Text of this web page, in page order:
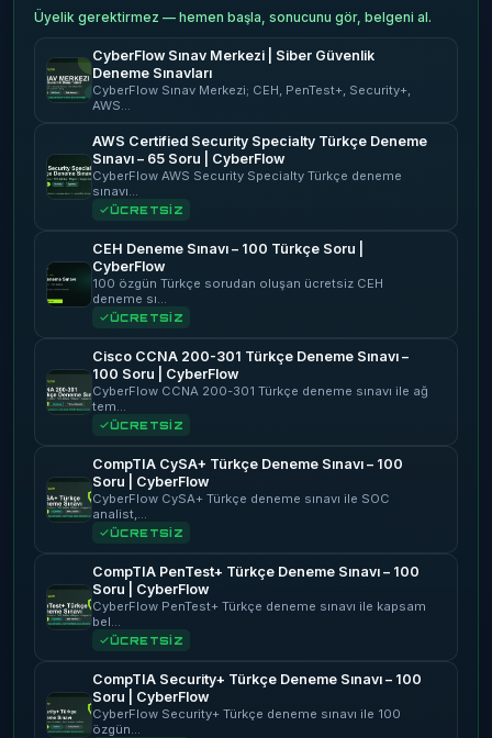
Üyelik gerektirmez — hemen başla, sonucunu gör, belgeni al.
CyberFlow Sınav Merkezi | Siber Güvenlik
Deneme Sınavları
CyberFlow Sınav Merkezi; CEH, PenTest+, Security+,
AWS…
AWS Certified Security Specialty Türkçe Deneme
Sınavı – 65 Soru | CyberFlow
CyberFlow AWS Security Specialty Türkçe deneme
sınavı…
ÜCRETSİZ
CEH Deneme Sınavı – 100 Türkçe Soru |
CyberFlow
100 özgün Türkçe sorudan oluşan ücretsiz CEH
deneme sı…
ÜCRETSİZ
Cisco CCNA 200-301 Türkçe Deneme Sınavı –
100 Soru | CyberFlow
CyberFlow CCNA 200-301 Türkçe deneme sınavı ile ağ
tem…
ÜCRETSİZ
CompTIA CySA+ Türkçe Deneme Sınavı – 100
Soru | CyberFlow
CyberFlow CySA+ Türkçe deneme sınavı ile SOC
analist,…
ÜCRETSİZ
CompTIA PenTest+ Türkçe Deneme Sınavı – 100
Soru | CyberFlow
CyberFlow PenTest+ Türkçe deneme sınavı ile kapsam
bel…
ÜCRETSİZ
CompTIA Security+ Türkçe Deneme Sınavı – 100
Soru | CyberFlow
CyberFlow Security+ Türkçe deneme sınavı ile 100
özgün…